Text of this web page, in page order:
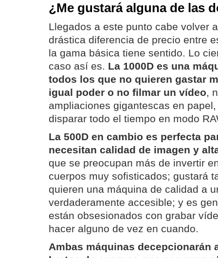
¿Me gustará alguna de las
Llegados a este punto cabe volver
drástica diferencia de precio entre
la gama básica tiene sentido. Lo
caso así es. La 1000D es una
todos los que no quieren gastar
igual poder o no filmar un vídeo,
ampliaciones gigantescas en
disparar todo el tiempo en modo
La 500D en cambio es perfecta
necesitan calidad de imagen y
que se preocupan más de invertir
cuerpos muy sofisticados; gustará
quieren una máquina de calidad a
verdaderamente accesible; y es
están obsesionados con grabar
hacer alguno de vez en cuando.
Ambas máquinas decepcionarán